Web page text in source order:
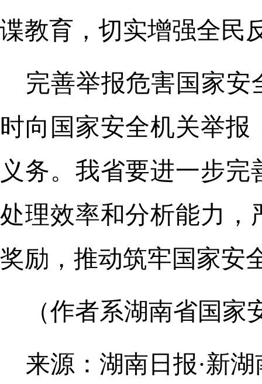
谍教育，切实增强全民
完善举报危害国家
时向国家安全机关举
义务。我省要进一步
处理效率和分析能力，
奖励，推动筑牢国家安
（作者系湖南省国
来源：湖南日报·新